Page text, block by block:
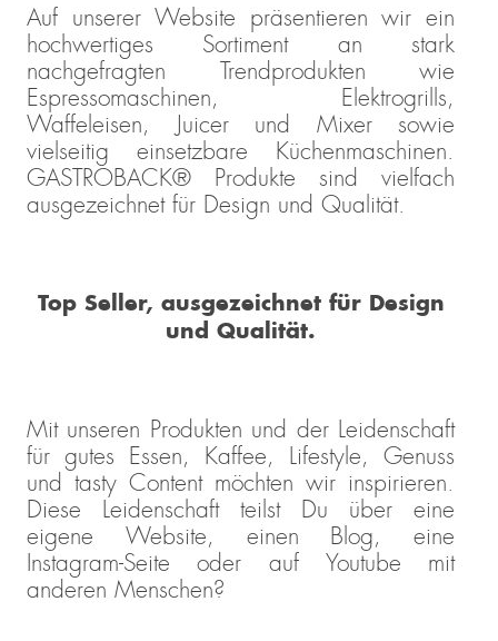
Auf unserer Website präsentieren wir ein
hochwertiges Sortiment an stark
nachgefragten Trendprodukten wie
Espressomaschinen, Elektrogrills,
Waffeleisen, Juicer und Mixer sowie
vielseitig einsetzbare Küchenmaschinen.
GASTROBACK® Produkte sind vielfach
ausgezeichnet für Design und Qualität.
Top Seller, ausgezeichnet für Design
und Qualität.
Mit unseren Produkten und der Leidenschaft
für gutes Essen, Kaffee, Lifestyle, Genuss
und tasty Content möchten wir inspirieren.
Diese Leidenschaft teilst Du über eine
eigene Website, einen Blog, eine
Instagram-Seite oder auf Youtube mit
anderen Menschen?